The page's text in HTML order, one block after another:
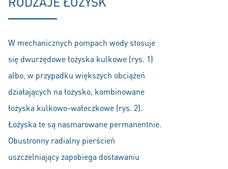
W mechanicznych pompach wody stosuje
się dwurzędowe łożyska kulkowe (rys. 1)
albo, w przypadku większych obciążeń
działających na łożysko, kombinowane
łożyska kulkowo-wałeczkowe (rys. 2).
Łożyska te są nasmarowane permanentnie.
Obustronny radialny pierścień
uszczelniający zapobiega dostawaniu